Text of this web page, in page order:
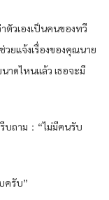
ตัวเองเป็นคนของทวี
ยแจ้งเรื่องของคุณนาย
าดไหนแล้ว เธอจะมี
บถาม：“ไม่มีคนรับ
ครับ”